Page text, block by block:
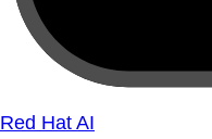
Red Hat AI